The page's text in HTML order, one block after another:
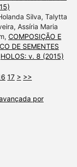
Silva, Talytta
Assíria Maria
COMPOSIÇÃO E
DE SEMENTES
HOLOS: v. 8 (2015)
17 > >>
por